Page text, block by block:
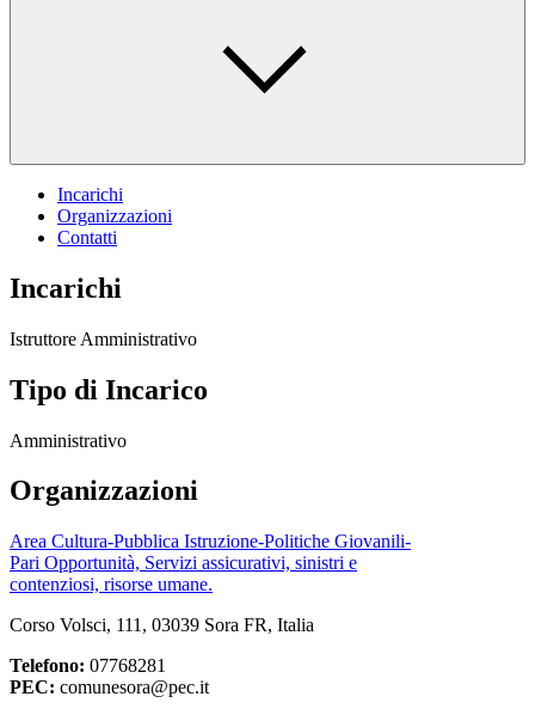
Incarichi
Organizzazioni
Contatti
Incarichi
Istruttore Amministrativo
Tipo di Incarico
Amministrativo
Organizzazioni
Area Cultura-Pubblica Istruzione-Politiche Giovanili-
Pari Opportunità, Servizi assicurativi, sinistri e
contenziosi, risorse umane.
Corso Volsci, 111, 03039 Sora FR, Italia
Telefono: 07768281
PEC: comunesora@pec.it